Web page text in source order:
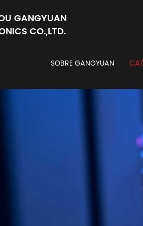
GANGYUAN
CO.,LTD.
SOBRE GANGYUAN